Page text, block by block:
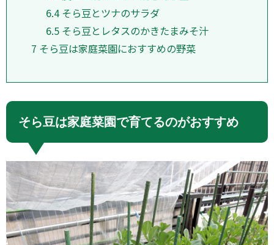
6.4 そら豆とツナのサラダ
6.5 そら豆とレタスのかきたまみそ汁
7 そら豆は家庭菜園におすすめの野菜
そら豆は家庭菜園で育てるのがおすすめ